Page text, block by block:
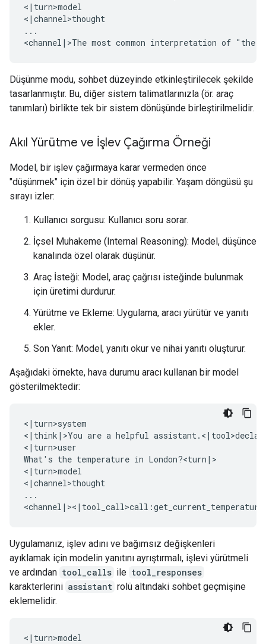
<|turn>model
<|channel>thought
...
Düşünme modu, sohbet düzeyinde etkinleştirilecek şekilde
tasarlanmıştır. Bu, diğer sistem talimatlarınızla (ör. araç
tanımları) birlikte tek bir sistem dönüşünde birleştirilmelidir.
Akıl Yürütme ve İşlev Çağırma Örneği
Model, bir işlev çağırmaya karar vermeden önce
"düşünmek" için özel bir dönüş yapabilir. Yaşam döngüsü şu
sırayı izler:
Kullanıcı sorgusu: Kullanıcı soru sorar.
İçsel Muhakeme (Internal Reasoning): Model, düşünce
kanalında özel olarak düşünür.
Araç İsteği: Model, araç çağrısı isteğinde bulunmak
için üretimi durdurur.
Yürütme ve Ekleme: Uygulama, aracı yürütür ve yanıtı
ekler.
Son Yanıt: Model, yanıtı okur ve nihai yanıtı oluşturur.
Aşağıdaki örnekte, hava durumu aracı kullanan bir model
gösterilmektedir:
<|turn>system
<|think|>You are a helpful
<|turn>user
What's the temperature in London?<turn|>
<|turn>model
<|channel>thought
...
Uygulamanız, işlev adını ve bağımsız değişkenleri
ayıklamak için modelin yanıtını ayrıştırmalı, işlevi yürütmeli
ve ardından tool_calls ile tool_responses
karakterlerini assistant rolü altındaki sohbet geçmişine
eklemelidir.
<|turn>model